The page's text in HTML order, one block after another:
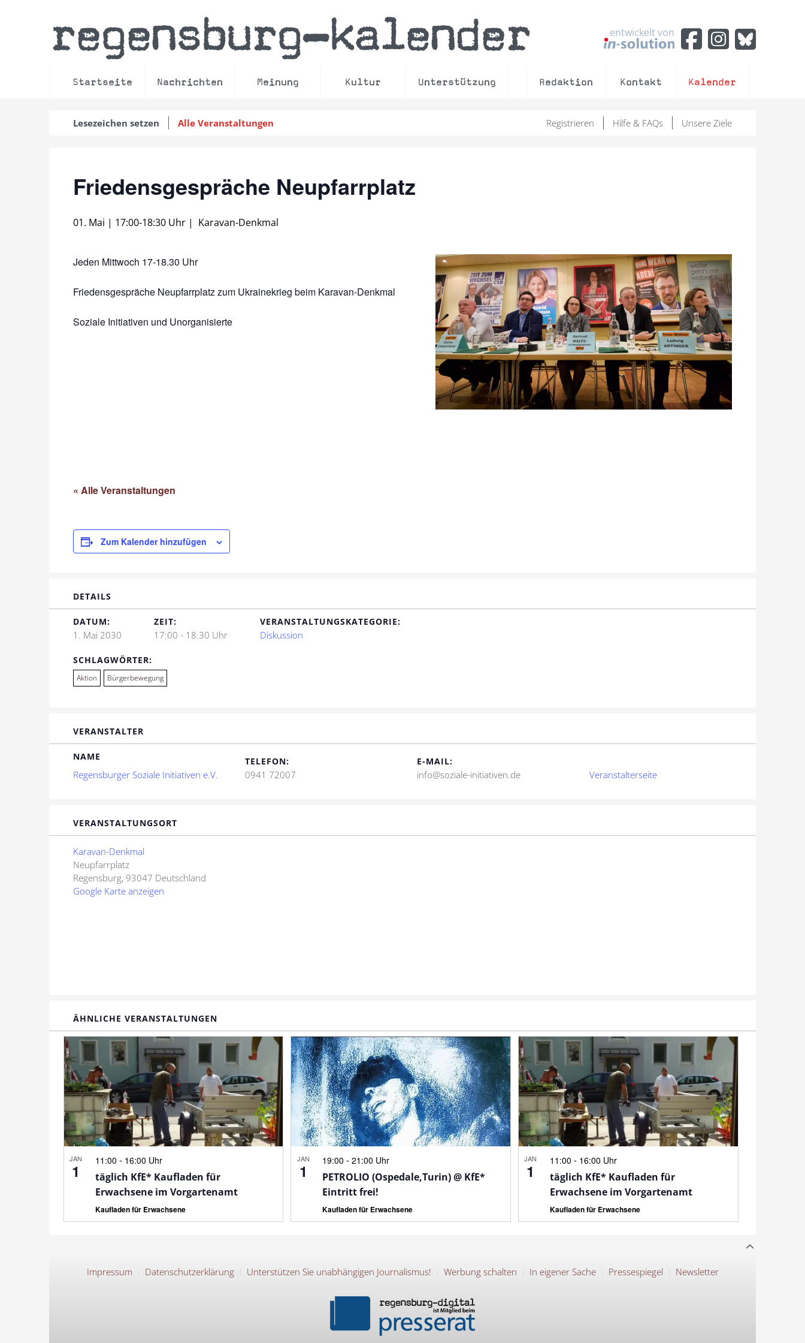
regensburg–kalender entwickelt von
Startseite Nachrichten Meinung Kultur Unterstützung Redaktion Kontakt Kalender
Lesezeichen setzen Alle Veranstaltungen Unsere Ziele
Hilfe & FAQs
Registrieren
Friedensgespräche Neupfarrplatz
01. Mai | 17:00-18:30 Uhr | Karavan-Denkmal
Jeden Mittwoch 17-18.30 Uhr
Friedensgespräche Neupfarrplatz zum Ukrainekrieg beim Karavan-Denkmal
Soziale Initiativen und Unorganisierte
« Alle Veranstaltungen
Zum Kalender hinzufügen
DETAILS
DATUM:
1. Mai 2030
ZEIT:
17:00 - 18:30 Uhr
VERANSTALTUNGSKATEGORIE:
Diskussion
SCHLAGWÖRTER:
Aktion Bürgerbewegung
VERANSTALTER
NAME
Regensburger Soziale Initiativen e.V.
TELEFON:
0941 72007
E-MAIL:
info@soziale-initiativen.de Veranstalterseite
VERANSTALTUNGSORT
Karavan-Denkmal
Neupfarrplatz
Regensburg, 93047 Deutschland
Google Karte anzeigen
ÄHNLICHE VERANSTALTUNGEN
JAN
1
11:00 - 16:00 Uhr
täglich KfE* Kaufladen für
Erwachsene im Vorgartenamt
Kaufladen für Erwachsene
JAN
1
19:00-21:00 Uhr
PETROLIO (Ospedale,Turin) @ KfE*
Eintritt frei!
Kaufladen für Erwachsene
JAN
1
11:00 - 16:00 Uhr
täglich KfE* Kaufladen für
Erwachsene im Vorgartenamt
Kaufladen für Erwachsene
Impressum Datenschutzerklärung Unterstützen Sie unabhängigen Journalismus! Werbung schalten In eigener Sache Pressespiegel Newsletter